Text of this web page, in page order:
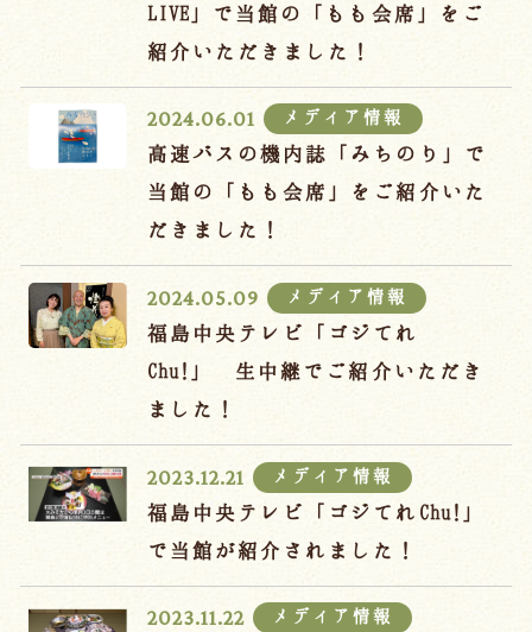
LIVE」で当館の「もも会席」をご
紹介いただきました！
2024.06.01 メディア情報
高速バスの機内誌「みちのり」で
当館の「もも会席」をご紹介いた
だきました！
2024.05.09 メディア情報
福島中央テレビ「ゴジてれ
Chu!」 生中継でご紹介いただき
ました！
2023.12.21 メディア情報
福島中央テレビ「ゴジてれChu!」
で当館が紹介されました！
2023.11.22 メディア情報
オンラインショップ
吉川屋×温泉むすめ
Follow us
Tel.024-542-2226/ 9:00~18:00
Language